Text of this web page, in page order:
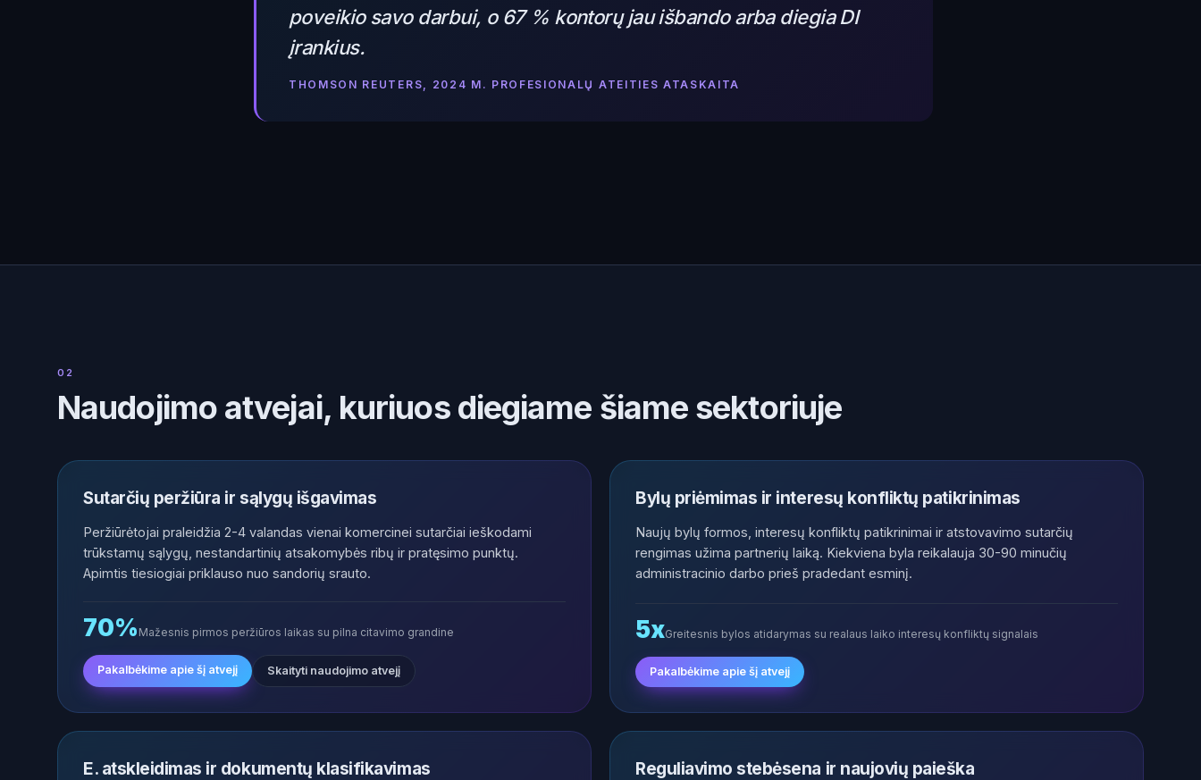
poveikio savo darbui, o 67 % kontorų jau išbando arba diegia DI
įrankius.
THOMSON REUTERS, 2024 M. PROFESIONALŲ ATEITIES ATASKAITA
02
Naudojimo atvejai, kuriuos diegiame šiame sektoriuje
Sutarčių peržiūra ir sąlygų išgavimas
Peržiūrėtojai praleidžia 2-4 valandas vienai komercinei sutarčiai ieškodami
trūkstamų sąlygų, nestandartinių atsakomybės ribų ir pratęsimo punktų.
Apimtis tiesiogiai priklauso nuo sandorių srauto.
70% Mažesnis pirmos peržiūros laikas su pilna citavimo grandine
Pakalbėkime apie šį atvejį Skaityti naudojimo atvejį
Bylų priėmimas ir interesų konfliktų patikrinimas
Naujų bylų formos, interesų konfliktų patikrinimai ir atstovavimo sutarčių
rengimas užima partnerių laiką. Kiekviena byla reikalauja 30-90 minučių
administracinio darbo prieš pradedant esminį.
5xGreitesnis bylos atidarymas su realaus laiko interesų konfliktų signalais
Pakalbėkime apie šį atvejį
E. atskleidimas ir dokumentų klasifikavimas Reguliavimo stebėsena ir naujovių paieška